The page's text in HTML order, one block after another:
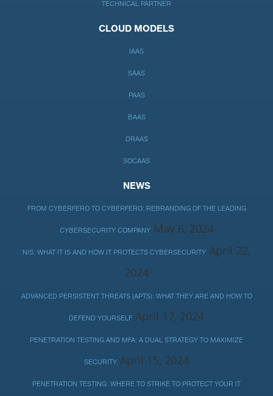
TECHNICAL PARTNER
CLOUD MODELS
IAAS
SAAS
PAAS
BAAS
DRAAS
SOCAAS
NEWS
FROM CYBERFERO TO CYBERFERO: REBRANDING OF THE LEADING
CYBERSECURITY COMPANY May 6, 2024
NIS: WHAT IT IS AND HOW IT PROTECTS CYBERSECURITY April 22,
2024
ADVANCED PERSISTENT THREATS (APTS): WHAT THEY ARE AND HOW TO
DEFEND YOURSELF April 17, 2024
PENETRATION TESTING AND MFA: A DUAL STRATEGY TO MAXIMIZE
SECURITY April 15, 2024
PENETRATION TESTING: WHERE TO STRIKE TO PROTECT YOUR IT